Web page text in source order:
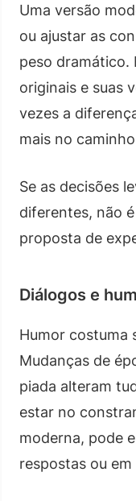
Uma versão
ou ajustar as
peso dramático.
originais e suas
vezes a
mais no
Se as decisões
diferentes, não
proposta de
Diálogos e
Humor costuma
Mudanças de
piada alteram
estar no
moderna, pode
respostas ou